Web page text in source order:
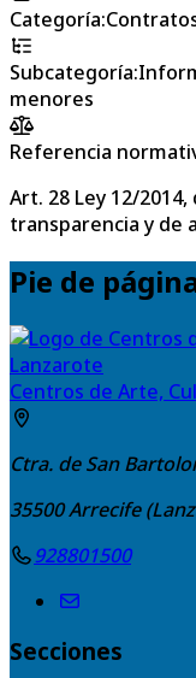
Categoría:
Subcategoría:
menores
Referencia
Art. 28 Ley 12/
transparencia y de
Pie de
Centros de Arte,
Ctra. de San
35500Arrecife
928801500
Secciones